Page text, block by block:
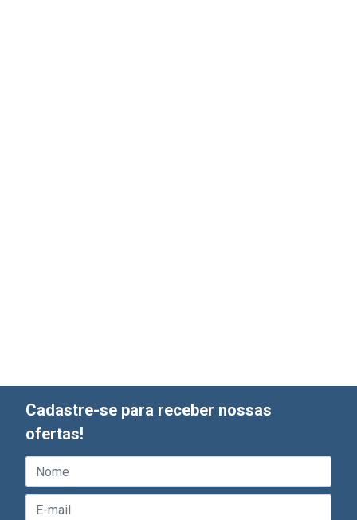
Cadastre-se para receber nossas
ofertas!